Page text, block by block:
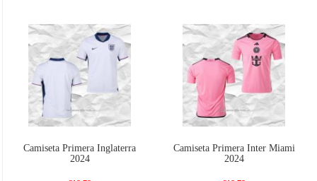
Camiseta Primera Inglaterra
2024
Camiseta Primera Inter Miami
2024